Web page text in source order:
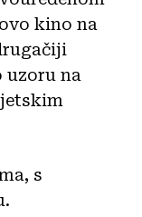
kino na
uzoru na
s